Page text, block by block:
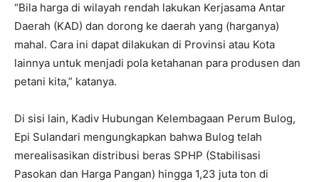
“Bila harga di wilayah rendah lakukan Kerjasama Antar
Daerah (KAD) dan dorong ke daerah yang (harganya)
mahal. Cara ini dapat dilakukan di Provinsi atau Kota
lainnya untuk menjadi pola ketahanan para produsen dan
petani kita,” katanya.
Di sisi lain, Kadiv Hubungan Kelembagaan Perum Bulog,
Epi Sulandari mengungkapkan bahwa Bulog telah
merealisasikan distribusi beras SPHP (Stabilisasi
Pasokan dan Harga Pangan) hingga 1,23 juta ton di